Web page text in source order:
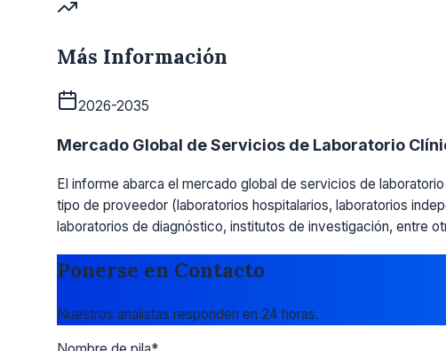
Más Información
2026-2035
Mercado Global de Servicios de Laboratorio
El informe abarca el mercado global de servicios de
tipo de proveedor (laboratorios hospitalarios, laboratorios
laboratorios de diagnóstico, institutos de investigación, entre
Ponerse en Contacto
Nuestros analistas responden en 24 horas.